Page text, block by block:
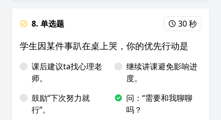
8. 单选题 30 秒
学生因某件事趴在桌上哭，你的优先行动是
课后建议ta找心理老
师。
继续讲课避免影响进
度。
鼓励“下次努力就
行”。
问：“需要和我聊聊
吗？